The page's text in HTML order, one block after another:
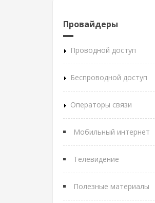
Провайдеры
Проводной доступ
Беспроводной доступ
Операторы связи
Мобильный интернет
Телевидение
Полезные материалы